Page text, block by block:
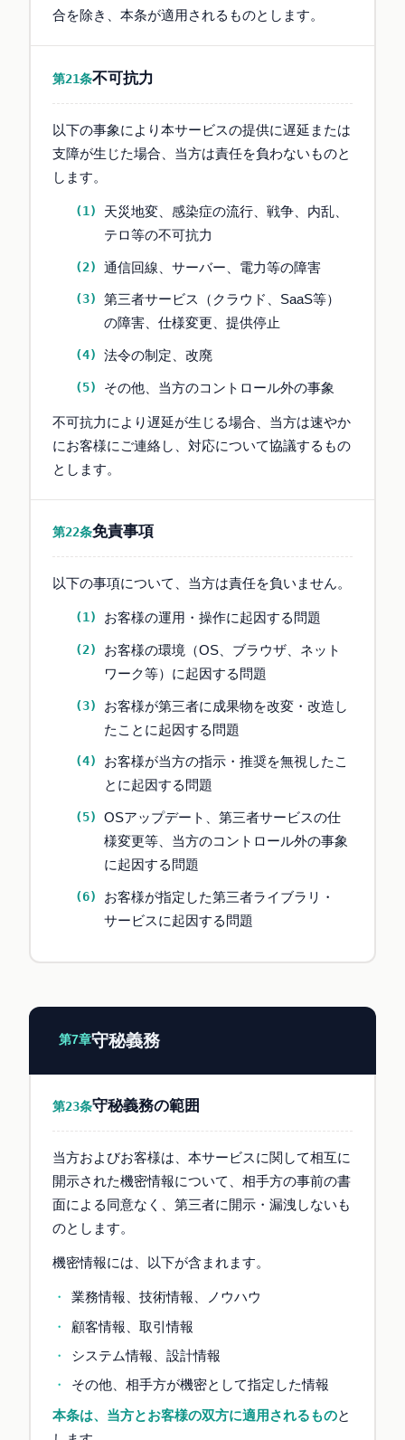
合を除き、本条が適用されるものとします。
第21条不可抗力
以下の事象により本サービスの提供に遅延または
支障が生じた場合、当方は責任を負わないものと
します。
天災地変、感染症の流行、戦争、内乱、
テロ等の不可抗力
通信回線、サーバー、電力等の障害
第三者サービス（クラウド、SaaS等）
の障害、仕様変更、提供停止
法令の制定、改廃
その他、当方のコントロール外の事象
不可抗力により遅延が生じる場合、当方は速やか
にお客様にご連絡し、対応について協議するもの
とします。
第22条免責事項
以下の事項について、当方は責任を負いません。
お客様の運用・操作に起因する問題
お客様の環境（OS、ブラウザ、ネット
ワーク等）に起因する問題
お客様が第三者に成果物を改変・改造し
たことに起因する問題
お客様が当方の指示・推奨を無視したこ
とに起因する問題
OSアップデート、第三者サービスの仕
様変更等、当方のコントロール外の事象
に起因する問題
お客様が指定した第三者ライブラリ・
サービスに起因する問題
第7章守秘義務
第23条守秘義務の範囲
当方およびお客様は、本サービスに関して相互に
開示された機密情報について、相手方の事前の書
面による同意なく、第三者に開示・漏洩しないも
のとします。
機密情報には、以下が含まれます。
業務情報、技術情報、ノウハウ
顧客情報、取引情報
システム情報、設計情報
その他、相手方が機密として指定した情報
本条は、当方とお客様の双方に適用されるものと